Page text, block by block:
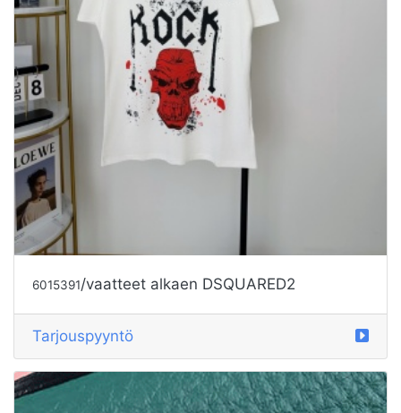
6015391/vaatteet alkaen DSQUARED2
Tarjouspyyntö